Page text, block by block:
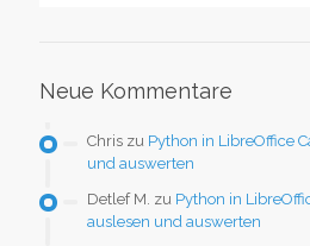
Neue Kommentare
Chris zu Python in LibreOffice
und auswerten
Detlef M. zu Python in
auslesen und auswerten